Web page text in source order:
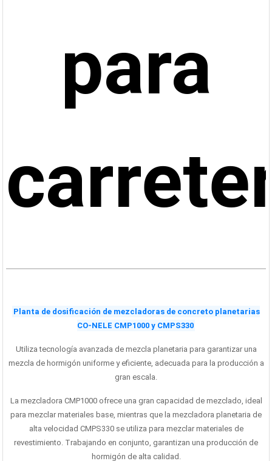
para
Planta de dosificación de mezcladoras de concreto planetarias
CO-NELE CMP1000 y CMPS330
Utiliza tecnología avanzada de mezcla planetaria para garantizar una
mezcla de hormigón uniforme y eficiente, adecuada para la producción a
gran escala.
La mezcladora CMP1000 ofrece una gran capacidad de mezclado, ideal
para mezclar materiales base, mientras que la mezcladora planetaria de
alta velocidad CMPS330 se utiliza para mezclar materiales de
revestimiento. Trabajando en conjunto, garantizan una producción de
hormigón de alta calidad.